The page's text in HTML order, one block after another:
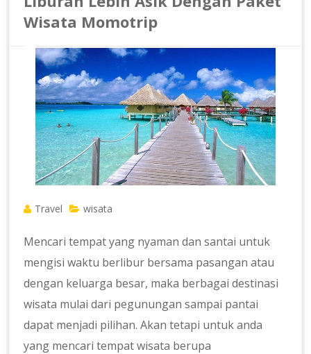
Wisata Momotrip
Travel wisata
Mencari tempat yang nyaman dan santai untuk
mengisi waktu berlibur bersama pasangan atau
dengan keluarga besar, maka berbagai destinasi
wisata mulai dari pegunungan sampai pantai
dapat menjadi pilihan. Akan tetapi untuk anda
yang mencari tempat wisata berupa